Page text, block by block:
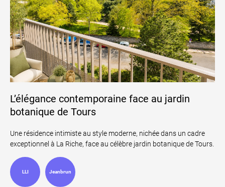
L’élégance contemporaine face au jardin
botanique de Tours
Une résidence intimiste au style moderne, nichée dans un cadre
exceptionnel à La Riche, face au célèbre jardin botanique de Tours.
LLI Jeanbrun